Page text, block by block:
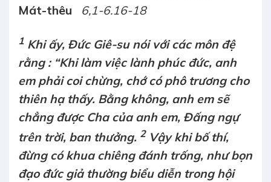
Mát-thêu 6,1-6.16-18
1 Khi ấy, Đức Giê-su nói với các môn đệ
rằng : “Khi làm việc lành phúc đức, anh
em phải coi chừng, chớ có phô trương cho
thiên hạ thấy. Bằng không, anh em sẽ
chẳng được Cha của anh em, Đấng ngự
trên trời, ban thưởng. 2Vậy khi bố thí,
đừng có khua chiêng đánh trống, như bọn
đạo đức giả thường biểu diễn trong hội